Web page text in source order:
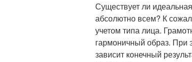
Существует ли
абсолютно всем? К
учетом типа лица.
гармоничный образ. При
зависит конечный